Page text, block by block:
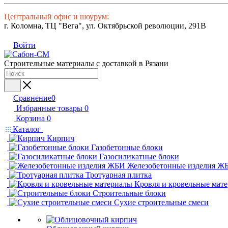
Центральный офис и шоурум:
г. Коломна, ТЦ "Вега", ул. Октябрьской революции, 291В
Войти
Строительные материалы с доставкой в Рязани
Сравнение0
Избранные товары 0
Корзина 0
Каталог
Кирпич
Газобетонные блоки
Газосиликатные блоки
Железобетонные изделия
Тротуарная плитка
Кровля и кровельные
Строительные блоки
Сухие строительные смеси